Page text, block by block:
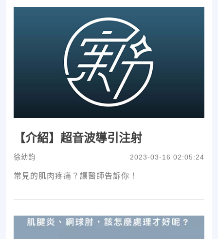
【介紹】超音波導引注射
徐幼鈞 2023-03-16 02:05:24
常見的肌肉疼痛？讓醫師告訴你！